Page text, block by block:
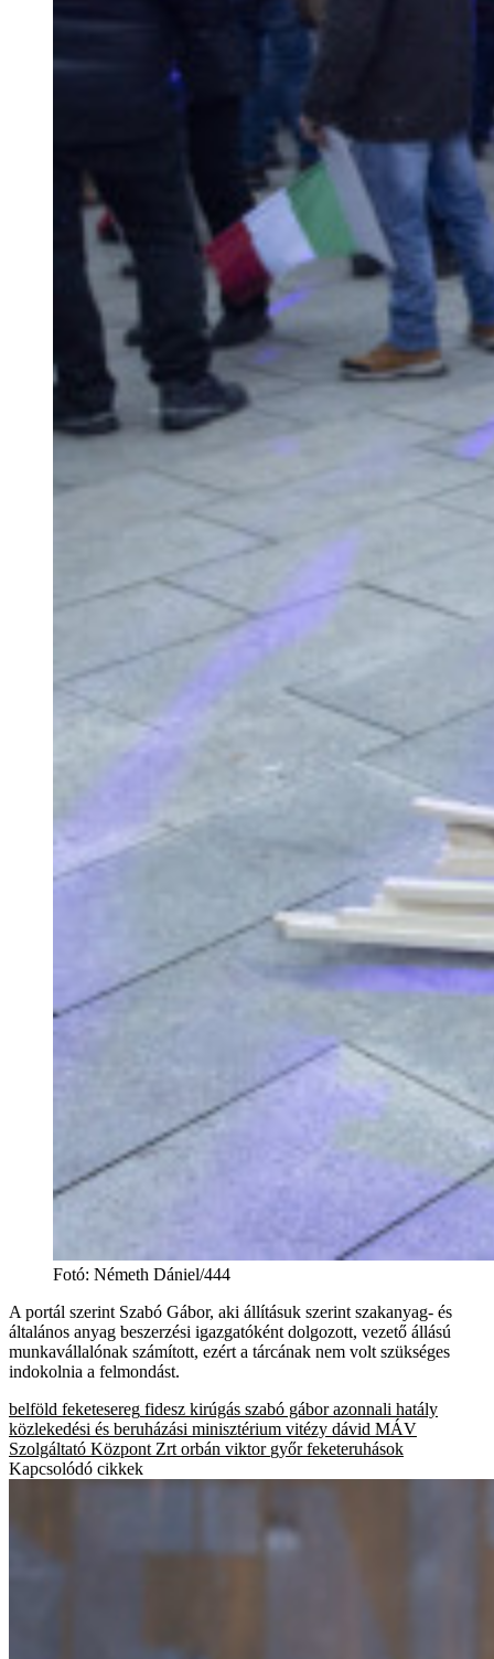
Fotó: Németh Dániel/444
A portál szerint Szabó Gábor, aki állításuk szerint szakanyag- és
általános anyag beszerzési igazgatóként dolgozott, vezető állású
munkavállalónak számított, ezért a tárcának nem volt szükséges
indokolnia a felmondást.
belföld feketesereg fidesz kirúgás szabó gábor azonnali hatály
közlekedési és beruházási minisztérium vitézy dávid MÁV
Szolgáltató Központ Zrt orbán viktor győr feketeruhások
Kapcsolódó cikkek